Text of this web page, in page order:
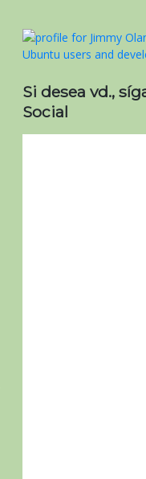
Si desea vd.,
Social